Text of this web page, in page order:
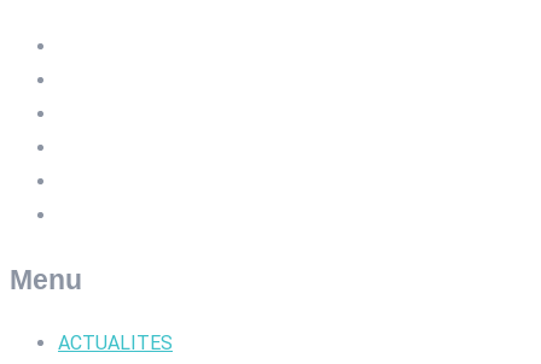
Menu
ACTUALITES